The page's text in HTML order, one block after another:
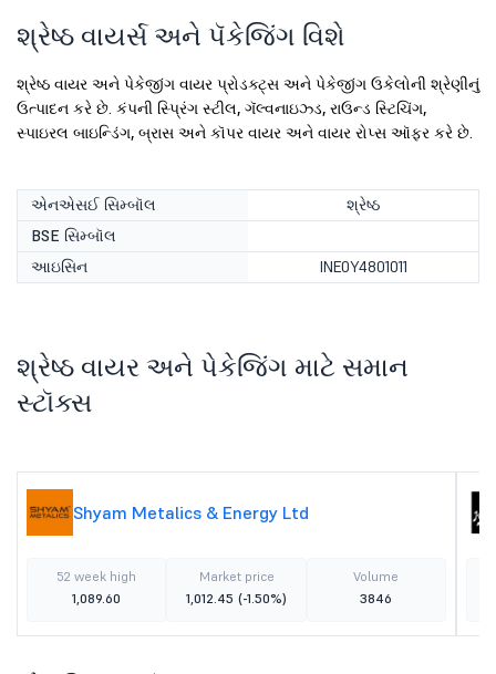
શ્રેષ્ઠ વાયર્સ અને પૅકેજિંગ વિશે
શ્રેષ્ઠ વાયર અને પેકેજીંગ વાયર પ્રોડક્ટ્સ અને પેકેજીંગ ઉકેલોની શ્રેણીનું
ઉત્પાદન કરે છે. કંપની સ્પ્રિંગ સ્ટીલ, ગૅલ્વનાઇઝ્ડ, રાઉન્ડ સ્ટિચિંગ,
સ્પાઇરલ બાઇન્ડિંગ, બ્રાસ અને કૉપર વાયર અને વાયર રોપ્સ ઑફર કરે છે.
એનએસઈ સિમ્બૉલ
શ્રેષ્ઠ
BSE સિમ્બૉલ
આઇસિન
INE0Y4801011
શ્રેષ્ઠ વાયર અને પેકેજિંગ માટે સમાન
સ્ટૉક્સ
Shyam Metalics & Energy Ltd
52 week high
1,089.60
Market price
1,012.45 (-1.50%)
Volume
3846